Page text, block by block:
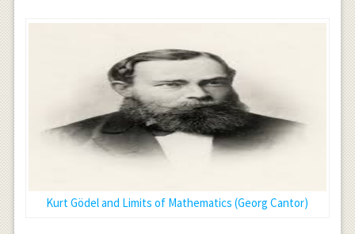
Kurt Gödel and Limits of Mathematics (Georg Cantor)